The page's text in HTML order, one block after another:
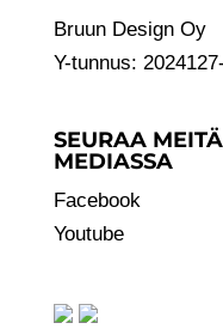
Bruun Design Oy
Y-tunnus:
SEURAA
MEDIASSA
Facebook
Youtube